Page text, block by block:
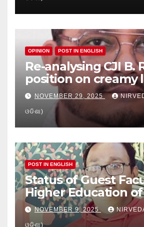
OPINION POST IN ENGLISH
Re-analysing CJI B.
position on creamy
Issues and
NOVEMBER 29, 2025
ଓଡିଶା)
POST IN ENGLISH
Status of Guest
Higher Education
NOVEMBER 9, 2025
ଓଡିଶା)